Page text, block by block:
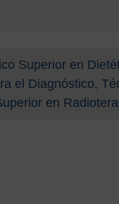
Superior en
el Diagnóstico,
en